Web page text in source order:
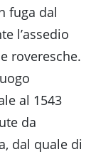
fuga dal
l’assedio
roveresche.
al 1543
da
dal quale di